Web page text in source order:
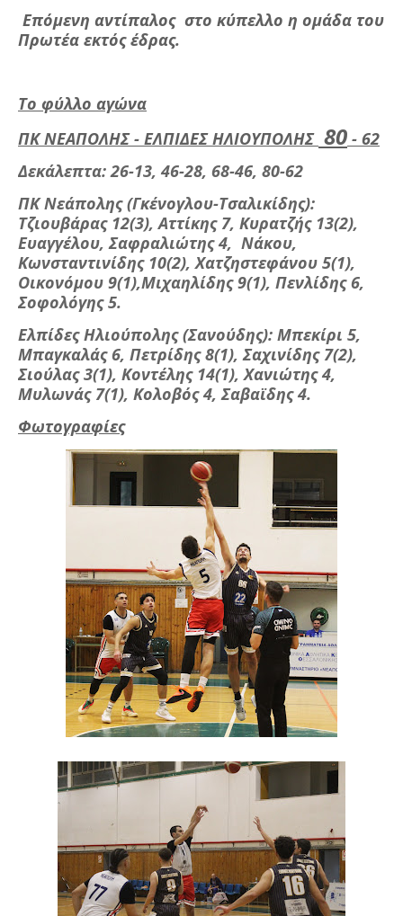
Επόμενη αντίπαλος στο κύπελλο η ομάδα του
Πρωτέα εκτός έδρας.
Το φύλλο αγώνα
ΠΚ ΝΕΑΠΟΛΗΣ - ΕΛΠΙΔΕΣ ΗΛΙΟΥΠΟΛΗΣ 80 - 62
Δεκάλεπτα: 26-13, 46-28, 68-46, 80-62
ΠΚ Νεάπολης (Γκένογλου-Τσαλικίδης):
Τζιουβάρας 12(3), Αττίκης 7, Κυρατζής 13(2),
Ευαγγέλου, Σαφραλιώτης 4, Νάκου,
Κωνσταντινίδης 10(2), Χατζηστεφάνου 5(1),
Οικονόμου 9(1),Μιχαηλίδης 9(1), Πενλίδης 6,
Σοφολόγης 5.
Ελπίδες Ηλιούπολης (Σανούδης): Μπεκίρι 5,
Μπαγκαλάς 6, Πετρίδης 8(1), Σαχινίδης 7(2),
Σιούλας 3(1), Κοντέλης 14(1), Χανιώτης 4,
Μυλωνάς 7(1), Κολοβός 4, Σαβαϊδης 4.
Φωτογραφίες